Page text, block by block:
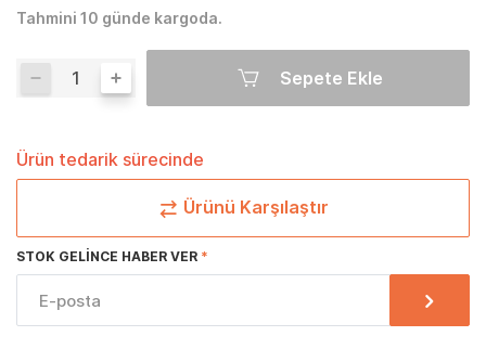
Tahmini 10 günde kargoda.
Sepete Ekle
Ürün tedarik sürecinde
Ürünü Karşılaştır
STOK GELINCE HABER VER